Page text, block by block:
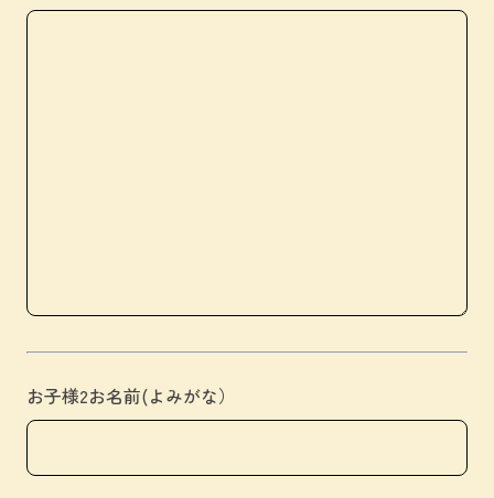
お子様2お名前(よみがな）